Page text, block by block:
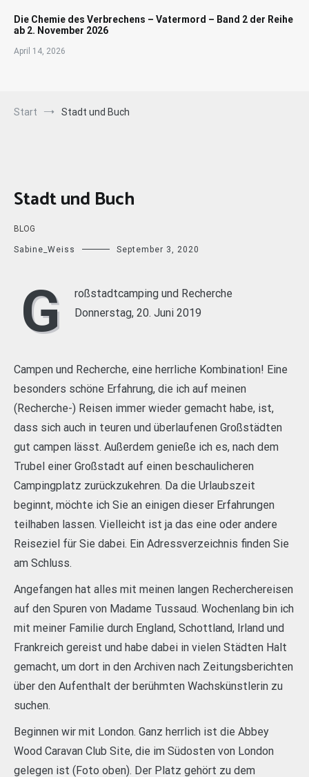
Die Chemie des Verbrechens – Vatermord – Band 2 der Reihe
ab 2. November 2026
April 14, 2026
Start Stadt und Buch
Stadt und Buch
BLOG
Sabine_Weiss September 3, 2020
G
roßstadtcamping und Recherche
Donnerstag, 20. Juni 2019
Campen und Recherche, eine herrliche Kombination! Eine
besonders schöne Erfahrung, die ich auf meinen
(Recherche-) Reisen immer wieder gemacht habe, ist,
dass sich auch in teuren und überlaufenen Großstädten
gut campen lässt. Außerdem genieße ich es, nach dem
Trubel einer Großstadt auf einen beschaulicheren
Campingplatz zurückzukehren. Da die Urlaubszeit
beginnt, möchte ich Sie an einigen dieser Erfahrungen
teilhaben lassen. Vielleicht ist ja das eine oder andere
Reiseziel für Sie dabei. Ein Adressverzeichnis finden Sie
am Schluss.
Angefangen hat alles mit meinen langen Recherchereisen
auf den Spuren von Madame Tussaud. Wochenlang bin ich
mit meiner Familie durch England, Schottland, Irland und
Frankreich gereist und habe dabei in vielen Städten Halt
gemacht, um dort in den Archiven nach Zeitungsberichten
über den Aufenthalt der berühmten Wachskünstlerin zu
suchen.
Beginnen wir mit London. Ganz herrlich ist die Abbey
Wood Caravan Club Site, die im Südosten von London
gelegen ist (Foto oben). Der Platz gehört zu dem